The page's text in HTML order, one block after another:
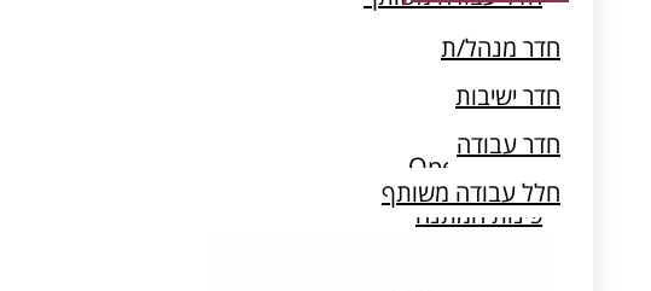
Open Space
פינות המתנה
חדר מנהל/ת
חדר ישיבות
חדר עבודה
חלל עבודה משותף